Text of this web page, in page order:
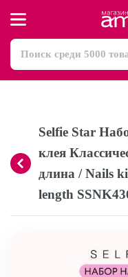
Selfie Star
клея
длина / Nails
length